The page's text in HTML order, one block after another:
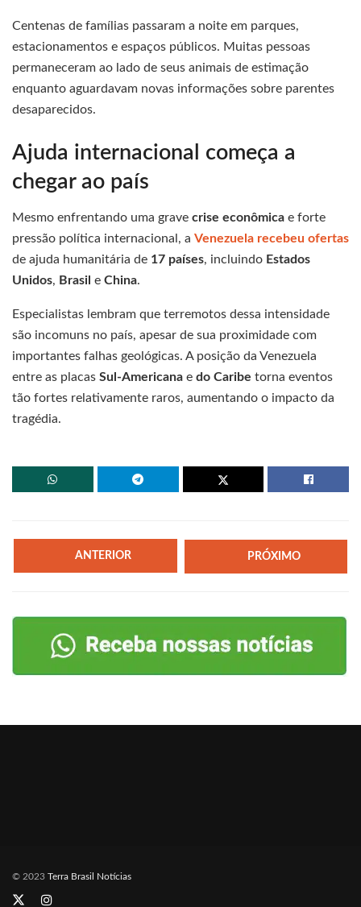
Centenas de famílias passaram a noite em parques,
estacionamentos e espaços públicos. Muitas pessoas
permaneceram ao lado de seus animais de estimação
enquanto aguardavam novas informações sobre parentes
desaparecidos.
Ajuda internacional começa a
chegar ao país
Mesmo enfrentando uma grave crise econômica e forte
pressão política internacional, a Venezuela recebeu ofertas
de ajuda humanitária de 17 países, incluindo Estados
Unidos, Brasil e China.
Especialistas lembram que terremotos dessa intensidade
são incomuns no país, apesar de sua proximidade com
importantes falhas geológicas. A posição da Venezuela
entre as placas Sul-Americana e do Caribe torna eventos
tão fortes relativamente raros, aumentando o impacto da
tragédia.
ANTERIOR PRÓXIMO
© 2023 Terra Brasil Notícias